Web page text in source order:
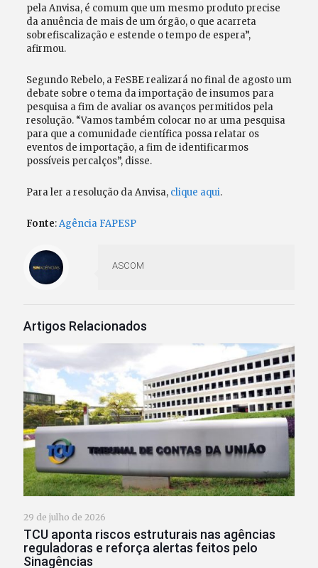
pela Anvisa, é comum que um mesmo produto precise
da anuência de mais de um órgão, o que acarreta
sobrefiscalização e estende o tempo de espera”,
afirmou.
Segundo Rebelo, a FeSBE realizará no final de agosto um
debate sobre o tema da importação de insumos para
pesquisa a fim de avaliar os avanços permitidos pela
resolução. “Vamos também colocar no ar uma pesquisa
para que a comunidade científica possa relatar os
eventos de importação, a fim de identificarmos
possíveis percalços”, disse.
Para ler a resolução da Anvisa, clique aqui.
Fonte:Agência FAPESP
ASCOM
Artigos Relacionados
29 de julho de 2026
TCU aponta riscos estruturais nas agências
reguladoras e reforça alertas feitos pelo
Sinagências